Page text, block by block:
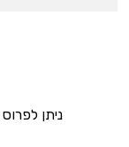
ניתן לפרוס עד 12 תשלומים ללא